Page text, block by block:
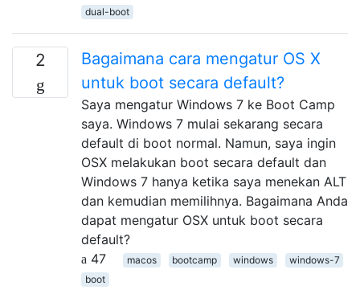
dual-boot
2
Bagaimana cara mengatur OS X
untuk boot secara default?
Saya mengatur Windows 7 ke Boot Camp
saya. Windows 7 mulai sekarang secara
default di boot normal. Namun, saya ingin
OSX melakukan boot secara default dan
Windows 7 hanya ketika saya menekan ALT
dan kemudian memilihnya. Bagaimana Anda
dapat mengatur OSX untuk boot secara
default?
47
macos bootcamp windows
windows-7
boot